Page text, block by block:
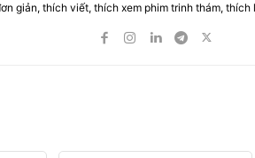
giản, thích viết, thích xem phim trinh thám,